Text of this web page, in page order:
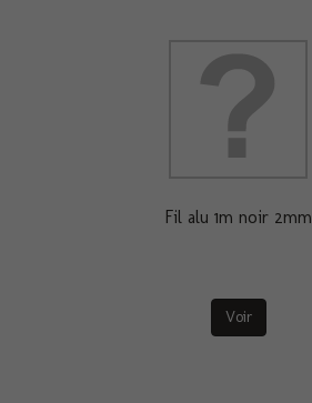
Fil alu 1m noir 2mm
Voir